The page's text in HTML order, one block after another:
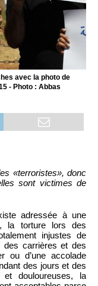
avec la photo de
- Photo : Abbas
«terroristes», donc
sont victimes de
adressée à une
la torture lors des
injustes de
des carrières et des
ou d’une accolade
des jours et des
douloureuses, la